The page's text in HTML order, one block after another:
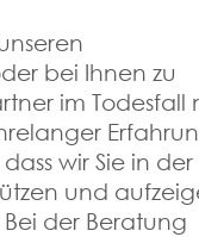
bei Ihnen zu
im Todesfall
wir Sie in der
und
der Beratung